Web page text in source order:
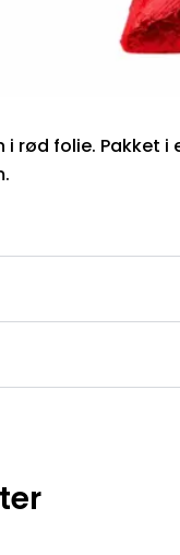
rød folie. Pakket i